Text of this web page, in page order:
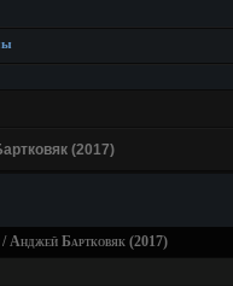
(2017)
Анджей Бартковяк (2017)